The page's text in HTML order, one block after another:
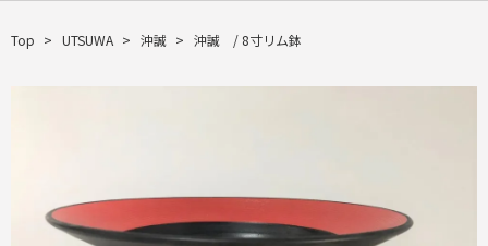
Top UTSUWA 沖誠 沖誠 / 8寸リム鉢